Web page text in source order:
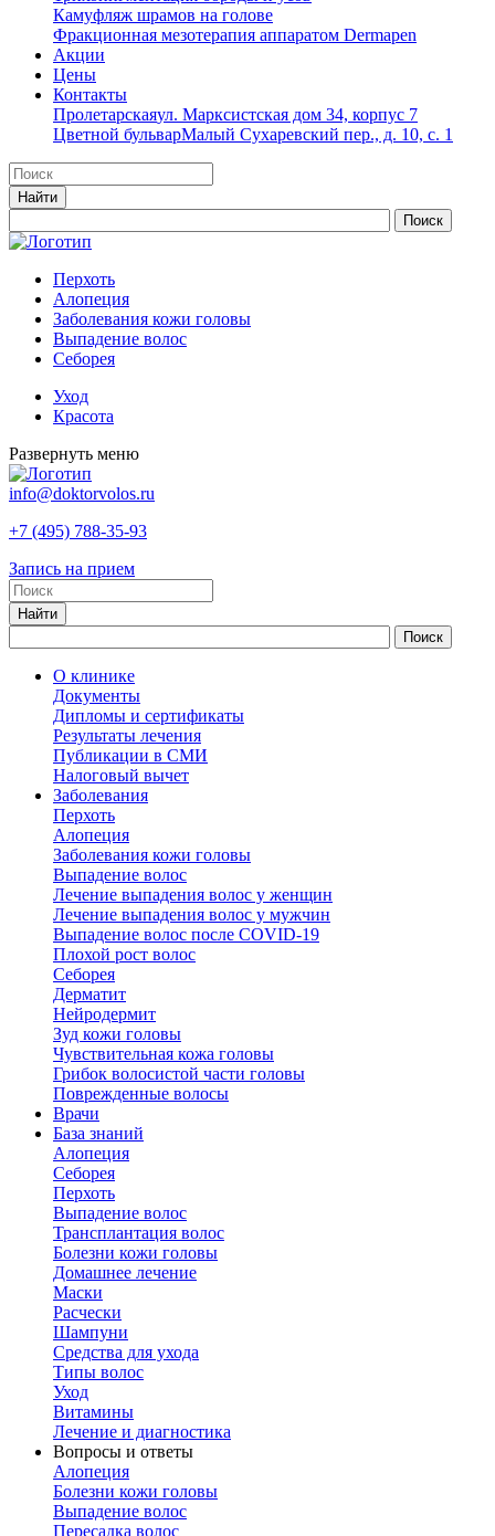
Камуфляж шрамов на голове
Фракционная мезотерапия аппаратом Dermapen
Акции
Цены
Контакты
Пролетарскаяул. Марксистская дом 34, корпус 7
Цветной бульварМалый Сухаревский пер., д. 10, с. 1
Перхоть
Алопеция
Заболевания кожи головы
Выпадение волос
Cеборея
Уход
Красота
Развернуть меню
info@doktorvolos.ru
+7 (495) 788-35-93
Запись на прием
О клинике
Документы
Дипломы и сертификаты
Результаты лечения
Публикации в СМИ
Налоговый вычет
Заболевания
Перхоть
Алопеция
Заболевания кожи головы
Выпадение волос
Лечение выпадения волос у женщин
Лечение выпадения волос у мужчин
Выпадение волос после COVID-19
Плохой рост волос
Cеборея
Дерматит
Нейродермит
Зуд кожи головы
Чувствительная кожа головы
Грибок волосистой части головы
Поврежденные волосы
Врачи
База знаний
Алопеция
Себорея
Перхоть
Выпадение волос
Трансплантация волос
Болезни кожи головы
Домашнее лечение
Маски
Расчески
Шампуни
Средства для ухода
Типы волос
Уход
Витамины
Лечение и диагностика
Вопросы и ответы
Алопеция
Болезни кожи головы
Выпадение волос
Пересадка волос